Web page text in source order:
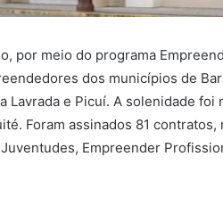
por meio do programa
dos municípios de
Lavrada e Picuí. A solenidade
Foram assinados 81
Empreender